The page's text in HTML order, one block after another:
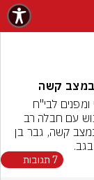
7 תגובות